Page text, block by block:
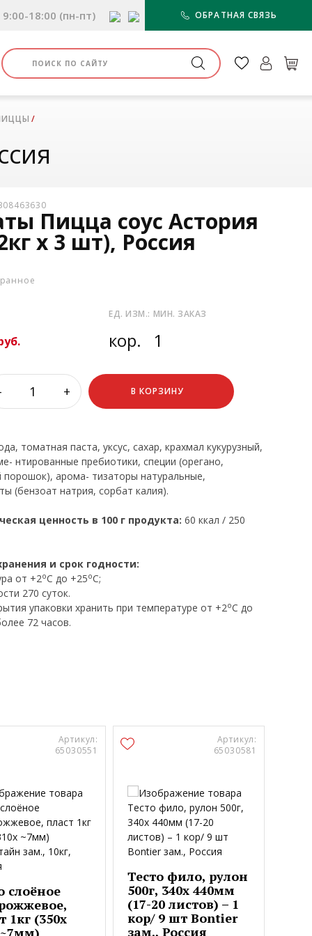
9:00-18:00 (пн-пт) ОБРАТНАЯ СВЯЗЬ
Пицца соус Астория
х 3 шт), Россия
ЕД. ИЗМ.:
кор.
МИН. ЗАКАЗ
1
+ В КОРЗИНУ
томатная паста, уксус, сахар, крахмал кукурузный,
нтированные пребиотики, специи (орегано,
порошок), арома- тизаторы натуральные,
(бензоат натрия, сорбат калия).
ценность в 100 г продукта: 60 ккал / 250
и срок годности:
от +2oC до +25oC;
270 суток.
упаковки хранить при температуре от +2oC до
72 часов.
Артикул:
65030551
слоёное
1кг (350х
~7мм)
Артикул:
65030581
Тесто фило, рулон
500г, 340х 440мм
(17-20 листов) – 1
кор/ 9 шт Bontier
зам., Россия